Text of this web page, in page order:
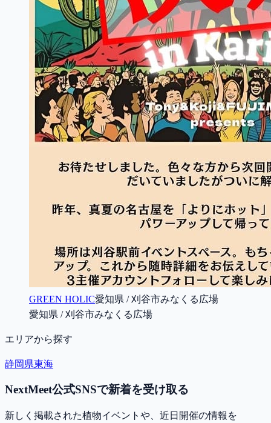
GREEN HOLIC愛知県 / 刈谷市みなくる広場
愛知県 / 刈谷市みなくる広場
エリアから探す
静岡県東海
NextMeet公式SNSで新着を受け取る
新しく掲載された植物イベントや、近日開催の情報を